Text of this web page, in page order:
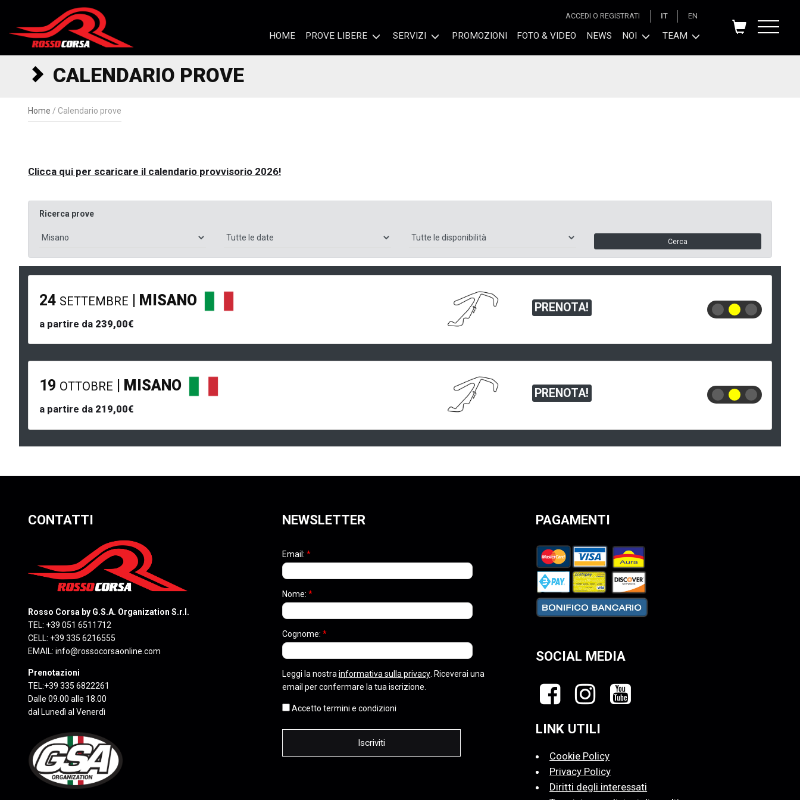
ACCEDI O REGISTRATI IT EN
HOME PROVE LIBERE SERVIZI PROMOZIONI FOTO & VIDEO NEWS NOI TEAM
CALENDARIO PROVE
Home / Calendario prove
Clicca qui per scaricare il calendario provvisorio 2026!
Ricerca prove
Cerca
24 SETTEMBRE | MISANO
a partire da 239,00€
PRENOTA!
19 OTTOBRE MISANO
a partire da 219,00€
PRENOTA!
CONTATTI
Rosso Corsa by G.S.A. Organization S.r.l.
TEL: +39 051 6511712
CELL: +39 335 6216555
EMAIL: info@rossocorsaonline.com
Prenotazioni
TEL:+39 335 6822261
Dalle 09.00 alle 18.00
dal Lunedì al Venerdì
NEWSLETTER
Email: *
Nome: *
Cognome: *
Leggi la nostra informativa sulla privacy. Riceverai una
email per confermare la tua iscrizione.
Accetto termini e condizioni
PAGAMENTI
SOCIAL MEDIA
LINK UTILI
Cookie Policy
Privacy Policy
Diritti degli interessati